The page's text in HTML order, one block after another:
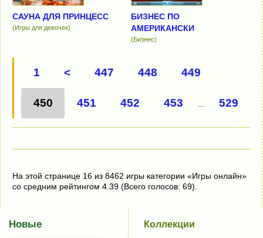
САУНА ДЛЯ ПРИНЦЕСС
(Игры для девочек)
БИЗНЕС ПО
АМЕРИКАНСКИ
(Бизнес)
1 < 447 448 449
450 451 452 453 529
На этой странице 16 из 8462 игры категории «Игры онлайн»
со средним рейтингом 4.39 (Всего голосов: 69).
Новые Коллекции